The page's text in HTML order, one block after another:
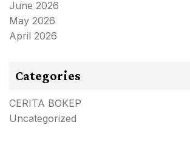
June 2026
May 2026
April 2026
Categories
CERITA BOKEP
Uncategorized